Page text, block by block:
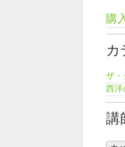
購
カ
ザ・
西洋
講